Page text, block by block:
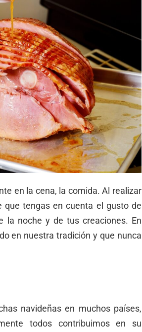
en la cena, la comida. Al realizar
que tengas en cuenta el gusto de
la noche y de tus creaciones. En
en nuestra tradición y que nunca
navideñas en muchos países,
todos contribuimos en su